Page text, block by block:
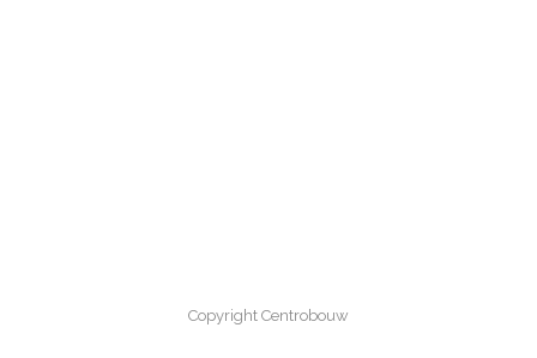
Copyright Centrobouw